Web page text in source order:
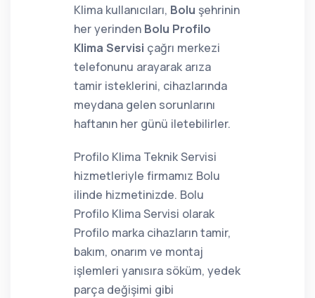
Klima kullanıcıları, Bolu şehrinin
her yerinden Bolu Profilo
Klima Servisi çağrı merkezi
telefonunu arayarak arıza
tamir isteklerini, cihazlarında
meydana gelen sorunlarını
haftanın her günü iletebilirler.
Profilo Klima Teknik Servisi
hizmetleriyle firmamız Bolu
ilinde hizmetinizde. Bolu
Profilo Klima Servisi olarak
Profilo marka cihazların tamir,
bakım, onarım ve montaj
işlemleri yanısıra söküm, yedek
parça değişimi gibi